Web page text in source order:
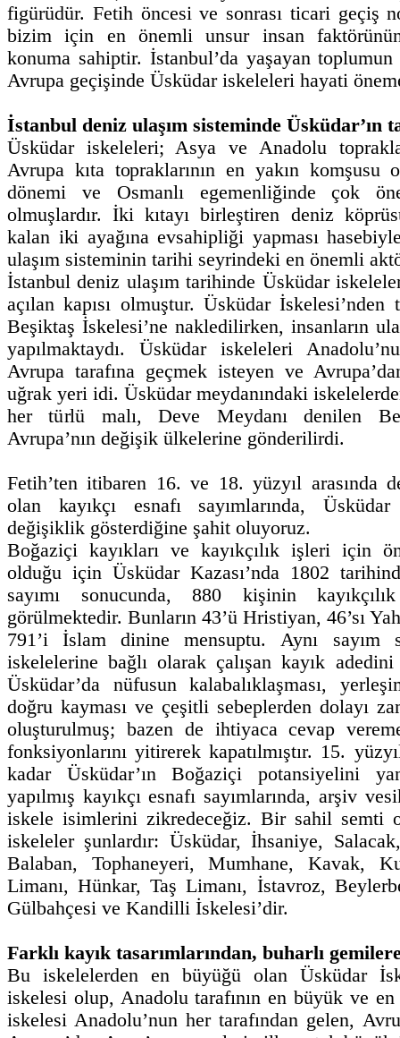
figürüdür. Fetih öncesi ve sonrası ticari geçiş
bizim için en önemli unsur insan faktörünün
konuma sahiptir. İstanbul’da yaşayan
Avrupa geçişinde Üsküdar iskeleleri hayati
İstanbul deniz ulaşım sisteminde Üsküdar’ın
Üsküdar iskeleleri; Asya ve Anadolu
Avrupa kıta topraklarının en yakın komşusu
dönemi ve Osmanlı egemenliğinde çok
olmuşlardır. İki kıtayı birleştiren deniz
kalan iki ayağına evsahipliği yapması
ulaşım sisteminin tarihi seyrindeki en önemli
İstanbul deniz ulaşım tarihinde Üsküdar
açılan kapısı olmuştur. Üsküdar
Beşiktaş İskelesi’ne nakledilirken, insanların
yapılmaktaydı. Üsküdar iskeleleri
Avrupa tarafına geçmek isteyen ve
uğrak yeri idi. Üsküdar meydanındaki
her türlü malı, Deve Meydanı denilen
Avrupa’nın değişik ülkelerine gönderilirdi.
Fetih’ten itibaren 16. ve 18. yüzyıl arasında
olan kayıkçı esnafı sayımlarında, Üsküdar
değişiklik gösterdiğine şahit oluyoruz.
Boğaziçi kayıkları ve kayıkçılık işleri için
olduğu için Üsküdar Kazası’nda 1802
sayımı sonucunda, 880 kişinin
görülmektedir. Bunların 43’ü Hristiyan, 46’sı
791’i İslam dinine mensuptu. Aynı sayım
iskelelerine bağlı olarak çalışan kayık
Üsküdar’da nüfusun kalabalıklaşması,
doğru kayması ve çeşitli sebeplerden dolayı
oluşturulmuş; bazen de ihtiyaca cevap
fonksiyonlarını yitirerek kapatılmıştır. 15.
kadar Üsküdar’ın Boğaziçi potansiyelini
yapılmış kayıkçı esnafı sayımlarında, arşiv
iskele isimlerini zikredeceğiz. Bir sahil semti
iskeleler şunlardır: Üsküdar, İhsaniye,
Balaban, Tophaneyeri, Mumhane, Kavak,
Limanı, Hünkar, Taş Limanı, İstavroz,
Gülbahçesi ve Kandilli İskelesi’dir.
Farklı kayık tasarımlarından, buharlı
Bu iskelelerden en büyüğü olan Üsküdar
iskelesi olup, Anadolu tarafının en büyük ve
iskelesi Anadolu’nun her tarafından gelen,